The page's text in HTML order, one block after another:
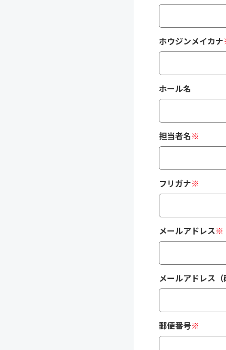
ホウジンメイカナ
ホール名
担当者名※
フリガナ※
メールアドレス※
メールアドレス
郵便番号※